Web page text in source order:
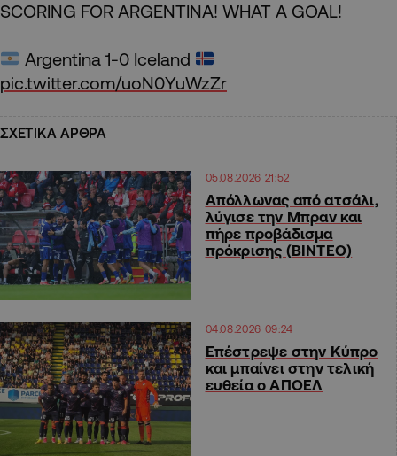
SCORING FOR ARGENTINA! WHAT A GOAL!
Argentina 1-0 Iceland
pic.twitter.com/uoN0YuWzZr
ΣΧΕΤΙΚΑ ΑΡΘΡΑ
05.08.2026 21:52
Απόλλωνας από ατσάλι,
λύγισε την Μπραν και
πήρε προβάδισμα
πρόκρισης (ΒΙΝΤΕΟ)
04.08.2026 09:24
Επέστρεψε στην Κύπρο
και μπαίνει στην τελική
ευθεία ο ΑΠΟΕΛ